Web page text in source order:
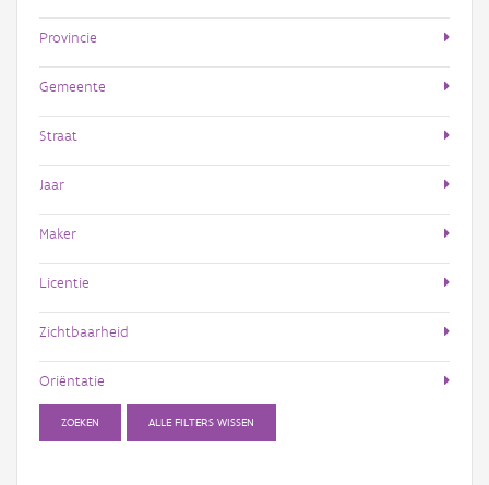
Provincie
Gemeente
Straat
Jaar
Maker
Licentie
Zichtbaarheid
Oriëntatie
ZOEKEN ALLE FILTERS WISSEN